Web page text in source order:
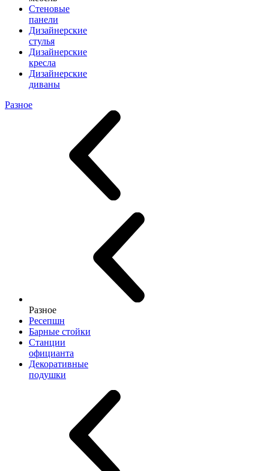
Стеновые
панели
Дизайнерские
стулья
Дизайнерские
кресла
Дизайнерские
диваны
Разное
Разное
Ресепшн
Барные стойки
Станции
официанта
Декоративные
подушки